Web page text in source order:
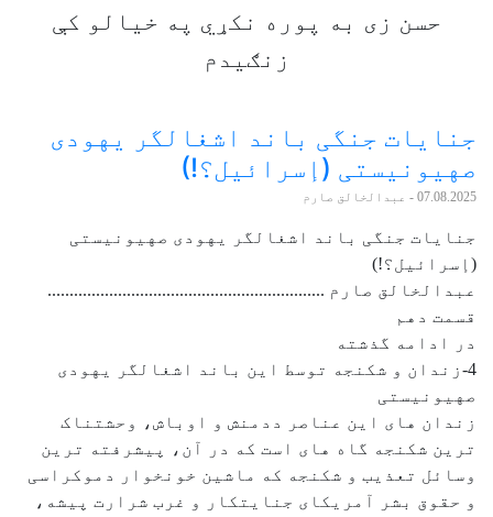
حسن زی به پوره نکړي په خيالو کې
زنګيدم
جنایات جنگی باند اشغالگر یهودی
صهیونیستی (إسرائیل؟!)
07.08.2025 - عبدالخالق صارم
جنایات جنگی باند اشغالگر یهودی صهیونیستی
(إسرائیل؟!)
عبدالخالق صارم ...............................................................
قسمت دهم
در ادامه گذشته
4-زندان و شکنجه توسط این باند اشغالگر یهودی
صهیونیستی
زندان های این عناصر ددمنش و اوباش، وحشتناک
ترین شکنجه گاه های است که در آن، پیشرفته ترین
وسائل تعذیب و شکنجه که ماشین خونخوار دموکراسی
و حقوق بشر آمریکای جنایتکار و غرب شرارت پیشه،